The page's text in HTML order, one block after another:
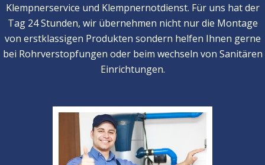
Klempnerservice und Klempnernotdienst. Für uns hat der
Tag 24 Stunden, wir übernehmen nicht nur die Montage
von erstklassigen Produkten sondern helfen Ihnen gerne
bei Rohrverstopfungen oder beim wechseln von Sanitären
Einrichtungen.